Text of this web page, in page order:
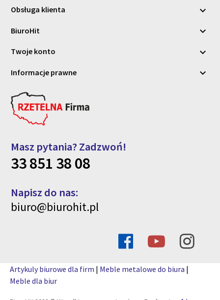
Obsługa klienta 
BiuroHit 
Twoje konto 
Informacje prawne 
Masz pytania? Zadzwoń!
33 851 38 08
Napisz do nas:
biuro@biurohit.pl
Artykuly biurowe dla firm | Meble metalowe do biura |
Meble dla biur